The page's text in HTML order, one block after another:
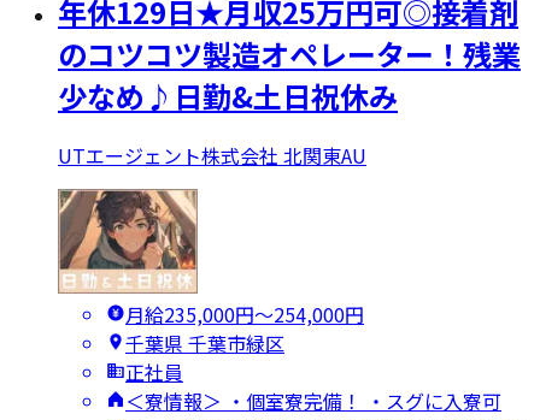
年休129日★月収25万円可◎接着剤
のコツコツ製造オペレーター！残業
少なめ♪日勤&土日祝休み
UTエージェント株式会社 北関東AU
月給235,000円〜254,000円
千葉県 千葉市緑区
正社員
＜寮情報＞ ・個室寮完備！ ・スグに入寮可